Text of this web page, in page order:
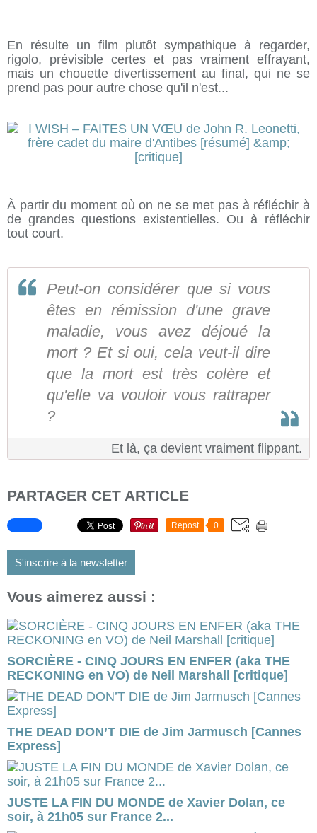
En résulte un film plutôt sympathique à regarder,
rigolo, prévisible certes et pas vraiment effrayant,
mais un chouette divertissement au final, qui ne se
prend pas pour autre chose qu'il n'est...
À partir du moment où on ne se met pas à réfléchir à
de grandes questions existentielles. Ou à réfléchir
tout court.
Peut-on considérer que si vous
êtes en rémission d'une grave
maladie, vous avez déjoué la
mort ? Et si oui, cela veut-il dire
que la mort est très colère et
qu'elle va vouloir vous rattraper
?
Et là, ça devient vraiment flippant.
PARTAGER CET ARTICLE
Repost 0
S'inscrire à la newsletter
Vous aimerez aussi :
SORCIÈRE - CINQ JOURS EN ENFER (aka THE
RECKONING en VO) de Neil Marshall [critique]
THE DEAD DON’T DIE de Jim Jarmusch [Cannes
Express]
JUSTE LA FIN DU MONDE de Xavier Dolan, ce
soir, à 21h05 sur France 2...